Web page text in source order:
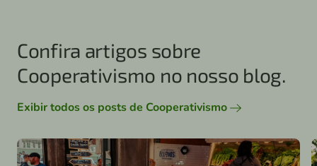
Confira artigos sobre
Cooperativismo no nosso blog.
Exibir todos os posts de Cooperativismo